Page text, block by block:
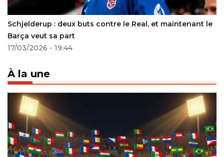
Schjelderup : deux buts contre le Real, et maintenant le
Barça veut sa part
17/03/2026 - 19:44
À la une